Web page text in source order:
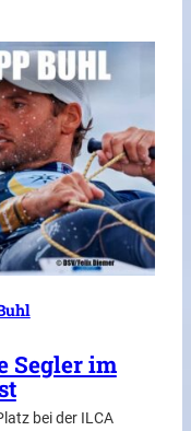
Segler im
bei der ILCA